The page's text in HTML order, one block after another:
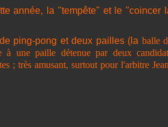
année, la "tempête" et le "coincer
ping-pong et deux pailles (la balle
une paille détenue par deux
; très amusant, surtout pour l'arbitre